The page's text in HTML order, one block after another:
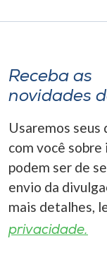
Receba as
novidades
Usaremos seus
com você
podem ser de
envio da
mais detalhes,
privacidade.